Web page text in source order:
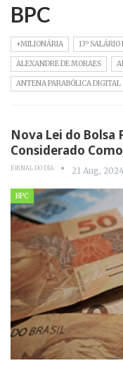
BPC
+MILIONÁRIA 13º SALÁRIO
ALEXANDRE DE MORAES
ANTENA PARABÓLICA DIGITAL
Nova Lei do Bolsa
Considerado
JORNAL DO DIA 21 Aug,
BPC